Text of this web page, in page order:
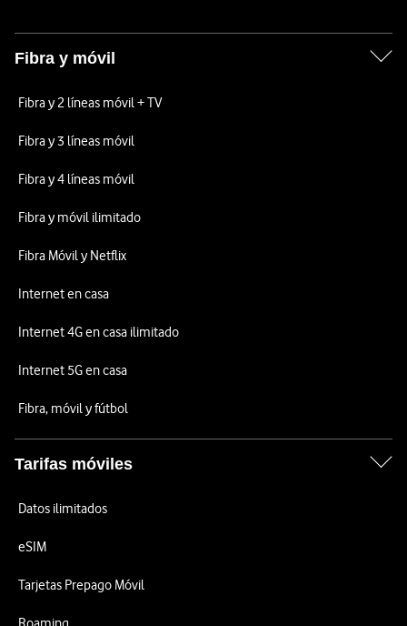
Fibra y móvil
Fibra y 2 líneas móvil + TV
Fibra y 3 líneas móvil
Fibra y 4 líneas móvil
Fibra y móvil ilimitado
Fibra Móvil y Netflix
Internet en casa
Internet 4G en casa ilimitado
Internet 5G en casa
Fibra, móvil y fútbol
Tarifas móviles
Datos ilimitados
eSIM
Tarjetas Prepago Móvil